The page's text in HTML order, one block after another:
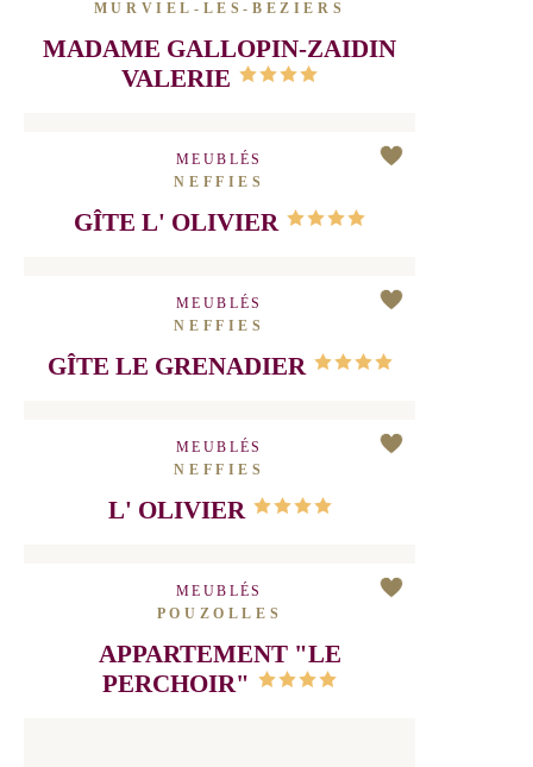
MONSIEUR PETIT JEAN-
JACQUES
MURVIEL-LES-BEZIERS
MADAME GALLOPIN-ZAIDIN
VALERIE
MEUBLÉS
NEFFIES
GÎTE L' OLIVIER
MEUBLÉS
NEFFIES
GÎTE LE GRENADIER
MEUBLÉS
NEFFIES
L' OLIVIER